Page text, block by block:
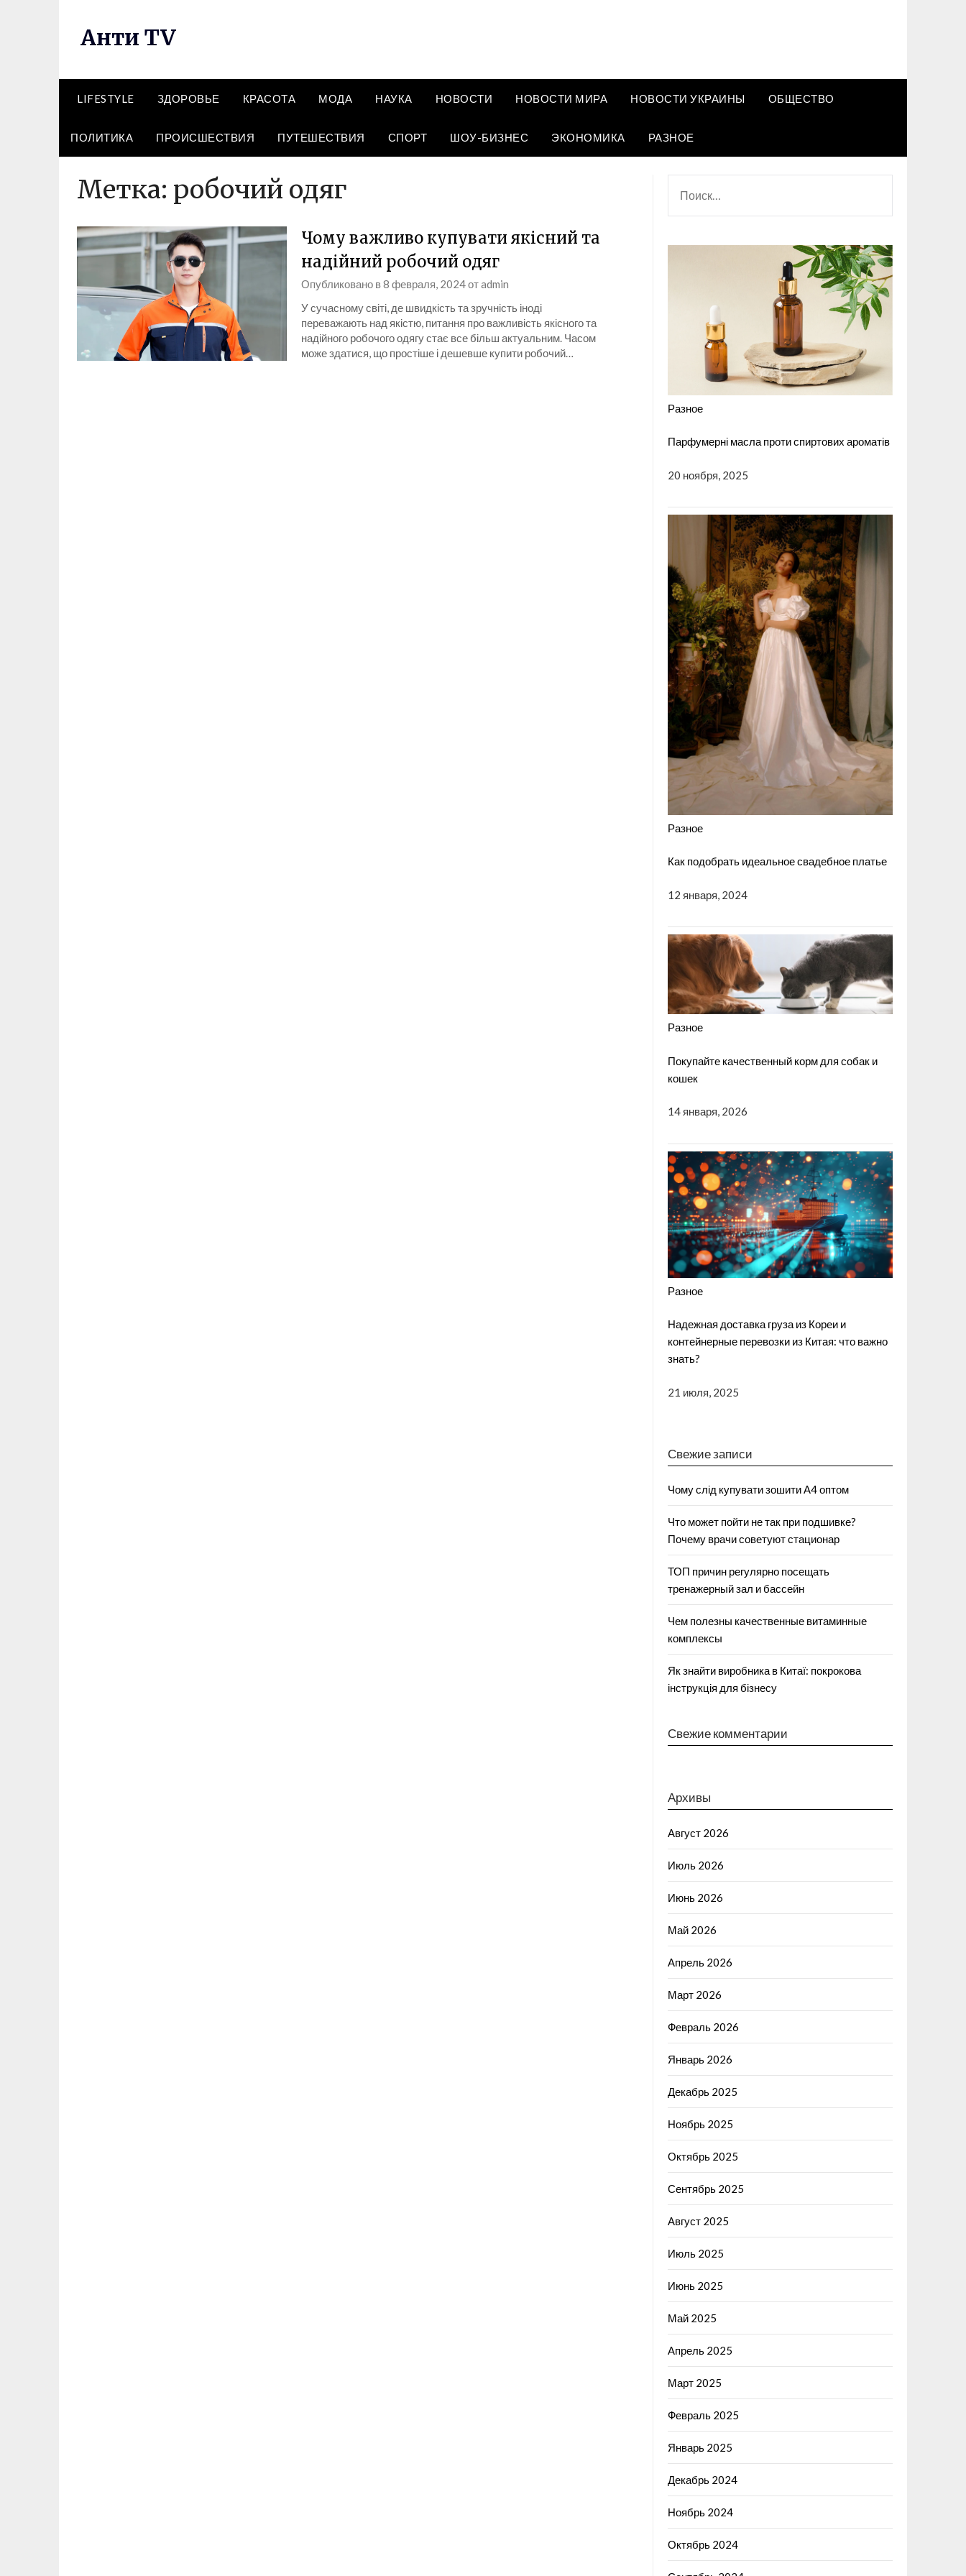
Анти TV
LIFESTYLE ЗДОРОВЬЕ КРАСОТА МОДА НАУКА НОВОСТИ НОВОСТИ МИРА НОВОСТИ УКРАИНЫ ОБЩЕСТВО
ПОЛИТИКА ПРОИСШЕСТВИЯ ПУТЕШЕСТВИЯ СПОРТ ШОУ-БИЗНЕС ЭКОНОМИКА РАЗНОЕ
Метка: робочий одяг
Чому важливо купувати якісний та
надійний робочий одяг
Опубликовано в8 февраля, 2024отadmin
У сучасному світі, де швидкість та зручність іноді
переважають над якістю, питання про важливість якісного та
надійного робочого одягу стає все більш актуальним. Часом
може здатися, що простіше і дешевше купити робочий…
Разное
Парфумерні масла проти спиртових ароматів
20 ноября, 2025
Разное
Как подобрать идеальное свадебное платье
12 января, 2024
Разное
Покупайте качественный корм для собак и
кошек
14 января, 2026
Разное
Надежная доставка груза из Кореи и
контейнерные перевозки из Китая: что важно
знать?
21 июля, 2025
Свежие записи
Чому слід купувати зошити А4 оптом
Что может пойти не так при подшивке?
Почему врачи советуют стационар
ТОП причин регулярно посещать
тренажерный зал и бассейн
Чем полезны качественные витаминные
комплексы
Як знайти виробника в Китаї: покрокова
інструкція для бізнесу
Свежие комментарии
Архивы
Август 2026
Июль 2026
Июнь 2026
Май 2026
Апрель 2026
Март 2026
Февраль 2026
Январь 2026
Декабрь 2025
Ноябрь 2025
Октябрь 2025
Сентябрь 2025
Август 2025
Июль 2025
Июнь 2025
Май 2025
Апрель 2025
Март 2025
Февраль 2025
Январь 2025
Декабрь 2024
Ноябрь 2024
Октябрь 2024